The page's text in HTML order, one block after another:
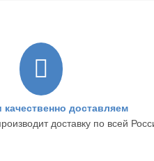
доставляем
доставку по всей